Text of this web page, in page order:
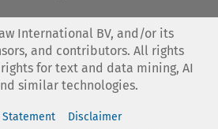
International BV, and/or its
and contributors. All rights
for text and data mining, AI
similar technologies.
Disclaimer